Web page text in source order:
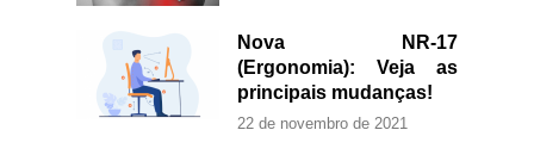
Nova NR-17
(Ergonomia): Veja as
principais mudanças!
22 de novembro de 2021